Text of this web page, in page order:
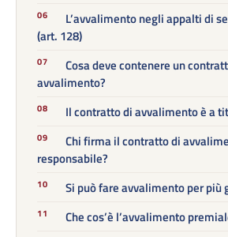
L’avvalimento negli appalti di
(art. 128)
Cosa deve contenere un
avvalimento?
Il contratto di avvalimento è a
Chi firma il contratto di
responsabile?
Si può fare avvalimento per più
Che cos’è l’avvalimento